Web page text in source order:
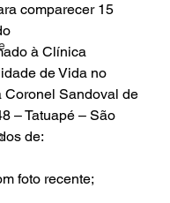
comparecer 15
à Clínica
de Vida no
Coronel Sandoval de
– Tatuapé – São
de:
foto recente;